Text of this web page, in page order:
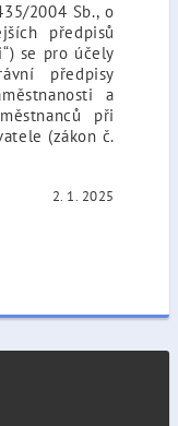
2004 Sb., o
předpisů
se pro účely
předpisy
a
při
(zákon č.
2. 1. 2025